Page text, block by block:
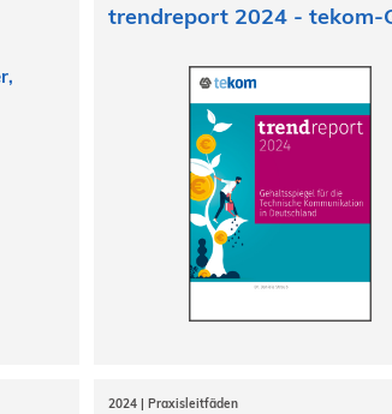
trendreport 2024 - tekom-
2024 | Praxisleitfäden